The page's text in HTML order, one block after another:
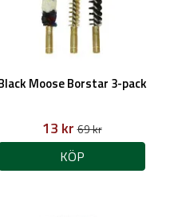
Moose Borstar 3-pack
13 kr69 kr
KÖP